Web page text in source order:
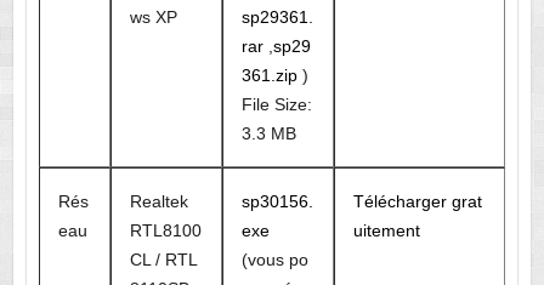
ws XP
sp29361.
rar, sp29
361.zip)
File Size:
3.3 MB
Rés
eau
Realtek
RTL8100
CL / RTL
sp30156.
exe
(vous po
Télécharger grat
uitement